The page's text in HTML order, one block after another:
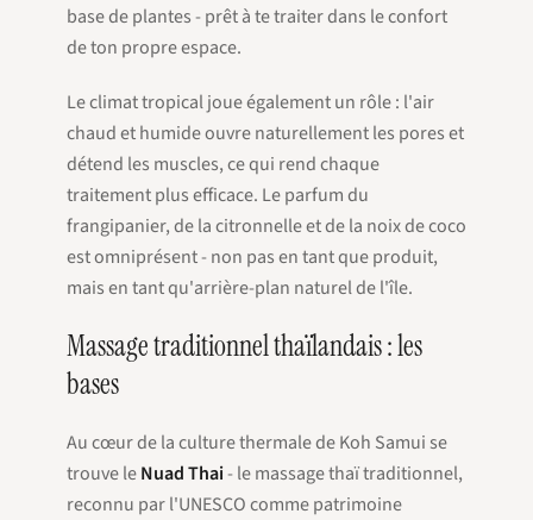
base de plantes - prêt à te traiter dans le confort
de ton propre espace.
Le climat tropical joue également un rôle : l'air
chaud et humide ouvre naturellement les pores et
détend les muscles, ce qui rend chaque
traitement plus efficace. Le parfum du
frangipanier, de la citronnelle et de la noix de coco
est omniprésent - non pas en tant que produit,
mais en tant qu'arrière-plan naturel de l'île.
Massage traditionnel thaïlandais : les
bases
Au cœur de la culture thermale de Koh Samui se
trouve leNuad Thai- le massage thaï traditionnel,
reconnu par l'UNESCO comme patrimoine